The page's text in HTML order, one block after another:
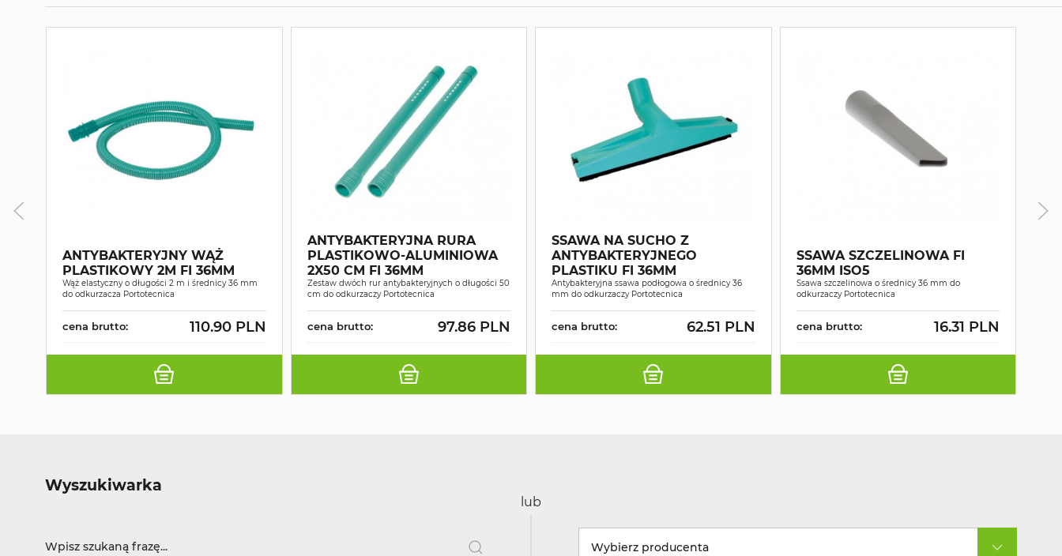
ANTYBAKTERYJNY WĄŻ
PLASTIKOWY 2M FI 36MM
Wąż elastyczny o długości 2 m i średnicy 36 mm
do odkurzacza Portotecnica
cena brutto: 110.90 PLN
ANTYBAKTERYJNA RURA
PLASTIKOWO-ALUMINIOWA
2X50 CM FI 36MM
Zestaw dwóch rur antybakteryjnych o długości 50
cm do odkurzaczy Portotecnica
cena brutto: 97.86 PLN
SSAWA NA SUCHO Z
ANTYBAKTERYJNEGO
PLASTIKU FI 36MM
Antybakteryjna ssawa podłogowa o średnicy 36
mm do odkurzaczy Portotecnica
cena brutto: 62.51 PLN
SSAWA SZCZELINOWA FI
36MM ISO5
Ssawa szczelinowa o średnicy 36 mm do
odkurzaczy Portotecnica
cena brutto: 16.31 PLN
Wyszukiwarka
lub
Wybierz producenta